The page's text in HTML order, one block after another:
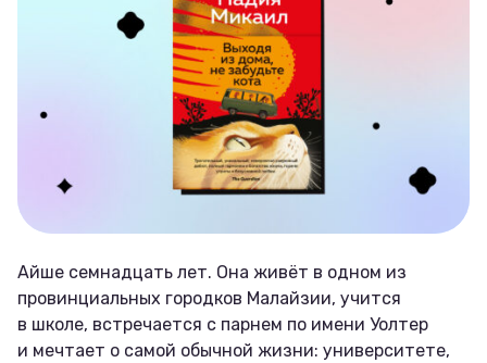
Айше семнадцать лет. Она живёт в одном из
провинциальных городков Малайзии, учится
в школе, встречается с парнем по имени Уолтер
и мечтает о самой обычной жизни: университете,